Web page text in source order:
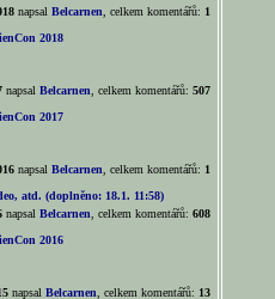
napsal Belcarnen , celkem komentářů: 1
2018
napsal Belcarnen , celkem komentářů: 507
2017
napsal Belcarnen , celkem komentářů: 1
atd. (doplněno: 18.1. 11:58)
napsal Belcarnen , celkem komentářů: 608
2016
napsal Belcarnen , celkem komentářů: 13